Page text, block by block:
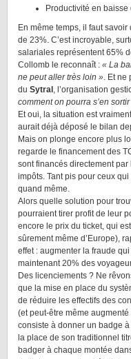
Productivité en baisse
En même temps, il faut
de 23%. C’est incroyable,
salariales représentent 65%
Collomb le reconnaît : « La
ne peut aller très loin ». Et ne
du Sytral , l’organisation
comment on pourra s’en
Et oui, la situation est
aurait déjà déposé le bilan
Mais on plonge encore plus
regarde le financement des
sont financés directement par
impôts. Tant pis pour ceux
quand même.
Alors quelle solution pour
pourraient tirer profit de leur
encore le prix du ticket, qui
sûrement même d’Europe),
effet : augmenter la fraude
maintenant 20% des
Des licenciements ? Ne
que la mise en place du
de réduire les effectifs des
(et peut-être même
consiste à donner un badge
la place de son traditionnel
badger à chaque montée